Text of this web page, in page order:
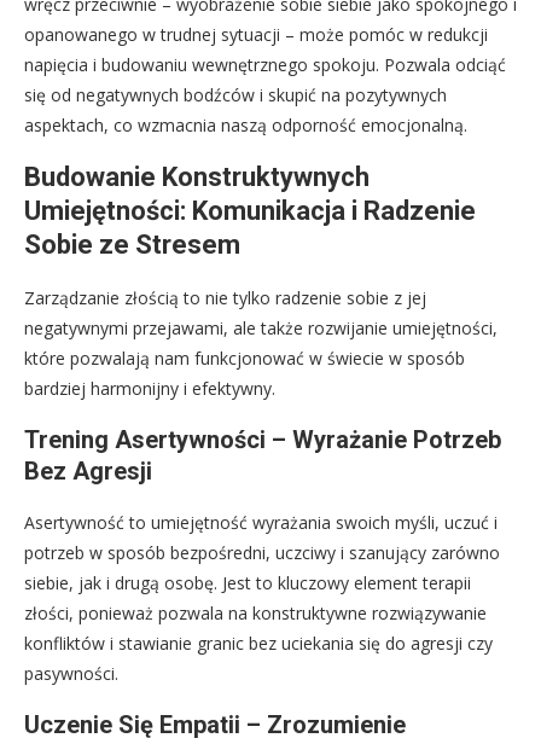
wręcz przeciwnie – wyobrażenie sobie siebie jako spokojnego i
opanowanego w trudnej sytuacji – może pomóc w redukcji
napięcia i budowaniu wewnętrznego spokoju. Pozwala odciąć
się od negatywnych bodźców i skupić na pozytywnych
aspektach, co wzmacnia naszą odporność emocjonalną.
Budowanie Konstruktywnych
Umiejętności: Komunikacja i Radzenie
Sobie ze Stresem
Zarządzanie złością to nie tylko radzenie sobie z jej
negatywnymi przejawami, ale także rozwijanie umiejętności,
które pozwalają nam funkcjonować w świecie w sposób
bardziej harmonijny i efektywny.
Trening Asertywności – Wyrażanie Potrzeb
Bez Agresji
Asertywność to umiejętność wyrażania swoich myśli, uczuć i
potrzeb w sposób bezpośredni, uczciwy i szanujący zarówno
siebie, jak i drugą osobę. Jest to kluczowy element terapii
złości, ponieważ pozwala na konstruktywne rozwiązywanie
konfliktów i stawianie granic bez uciekania się do agresji czy
pasywności.
Uczenie Się Empatii – Zrozumienie